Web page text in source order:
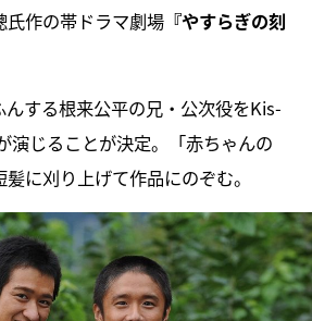
氏作の帯ドラマ劇場『やすらぎの刻
んする根来公平の兄・公次役をKis-
演じることが決定。「赤ちゃんの
に刈り上げて作品にのぞむ。